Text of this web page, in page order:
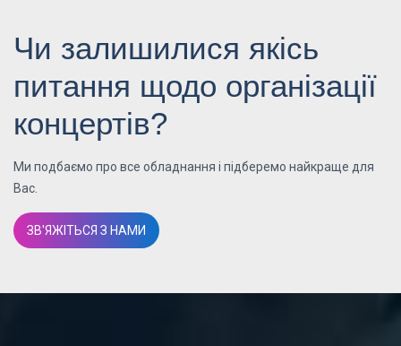
Чи залишилися якісь
питання щодо організації
концертів?
Ми подбаємо про все обладнання і підберемо найкраще для
Вас.
ЗВ'ЯЖІТЬСЯ З НАМИ